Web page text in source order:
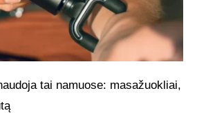
tai namuose: masažuokliai,